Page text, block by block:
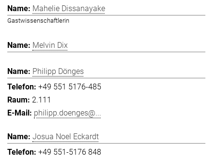
Mahelie Dissanayake
Gastwissenschaftlerin
Melvin Dix
Philipp Dönges
+49 551 5176-485
2.111
philipp.doenges@...
Josua Noel Eckardt
+49 551-5176 848